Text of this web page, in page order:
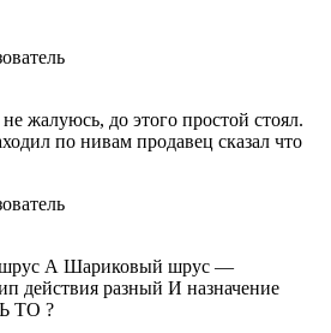
жалуюсь, до этого простой стоял.
по нивам продавец сказал что
А Шариковый шрус —
действия разный И назначение
ТО ?